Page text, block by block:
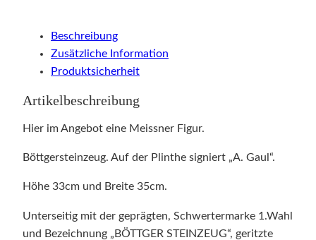
Beschreibung
Zusätzliche Information
Produktsicherheit
Artikelbeschreibung
Hier im Angebot eine Meissner Figur.
Böttgersteinzeug. Auf der Plinthe signiert „A. Gaul“.
Höhe 33cm und Breite 35cm.
Unterseitig mit der geprägten, Schwertermarke 1.Wahl
und Bezeichnung „BÖTTGER STEINZEUG“, geritzte